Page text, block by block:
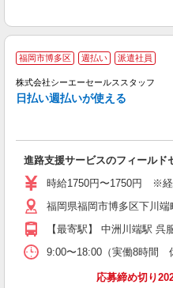
福岡市博多区 週払い 派遣社員
株式会社シーエーセールススタッフ
日払い週払いが使える
進路支援サービスのフィールド
時給1750円〜1750円 ※経
福岡県福岡市博多区下川
【最寄駅】 中洲川端駅 呉
9:00〜18:00（実働8時間
応募締め切り